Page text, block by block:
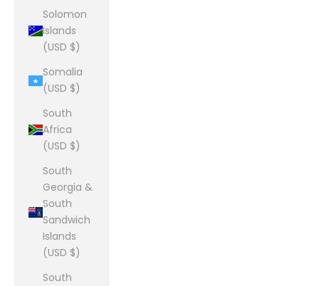
Solomon
Islands
(USD $)
Somalia
(USD $)
South
Africa
(USD $)
South
Georgia &
South
Sandwich
Islands
(USD $)
South